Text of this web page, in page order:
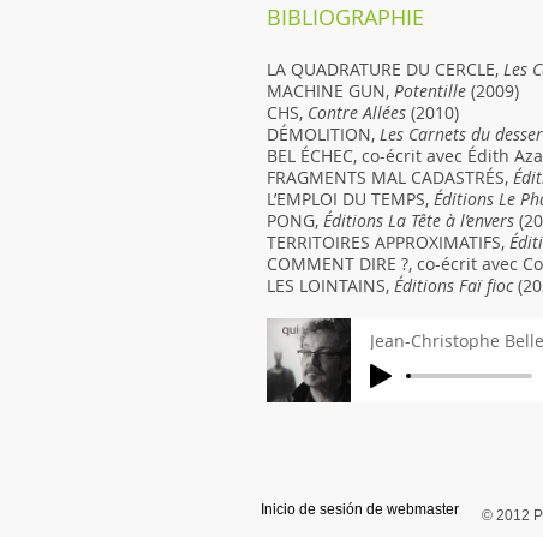
BIBLIOGRAPHIE
LA QUADRATURE DU CERCLE, Les
MACHINE GUN, Potentille (2009)
CHS, Contre Allées (2010)
DÉMOLITION, Les Carnets du
BEL ÉCHEC, co-écrit avec Édith
FRAGMENTS MAL CADASTRÉS,
L’EMPLOI DU TEMPS, Éditions Le
PONG, Éditions La Tête à l’envers
TERRITOIRES APPROXIMATIFS,
COMMENT DIRE ?, co-écrit avec
LES LOINTAINS, Éditions Faï fioc
Jean-Christophe
Inicio de sesión de webmaster © 2012